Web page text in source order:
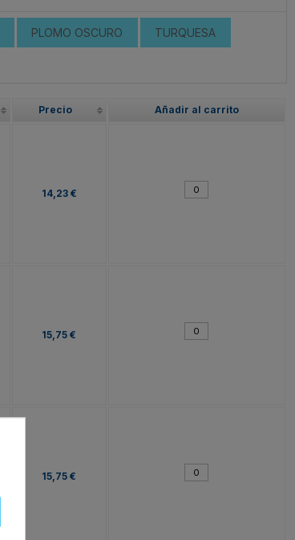
PLOMO OSCURO TURQUESA
Precio Añadir al carrito
14,23 €
15,75 €
15,75 €